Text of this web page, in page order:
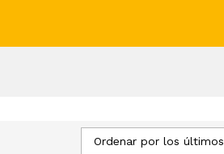
Ordenar por los últimos